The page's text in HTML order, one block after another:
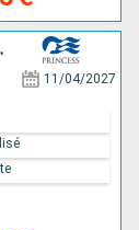
11/04/2027